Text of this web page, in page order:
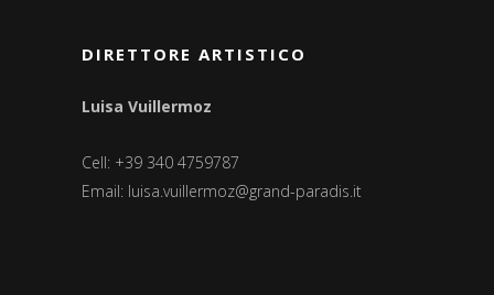
DIRETTORE ARTISTICO
Luisa Vuillermoz
Cell: +39 340 4759787
Email: luisa.vuillermoz@grand-paradis.it